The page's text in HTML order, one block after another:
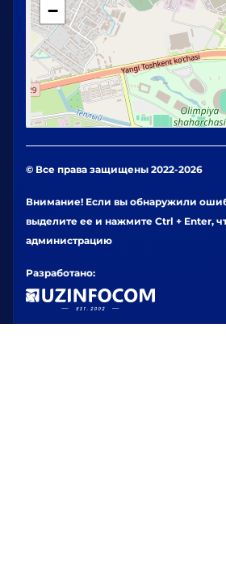
−
© Все права защищены 2022-2026
Внимание! Если вы обнаружили
выделите ее и нажмите Ctrl + Enter,
администрацию
Разработано: